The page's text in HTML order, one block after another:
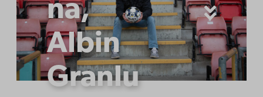
na,
Albin
Granlu